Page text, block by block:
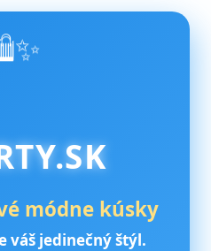
módne kúsky
váš jedinečný štýl.